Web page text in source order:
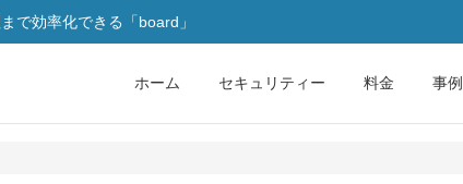
で効率化できる「board」
ホーム セキュリティー 料金 事例